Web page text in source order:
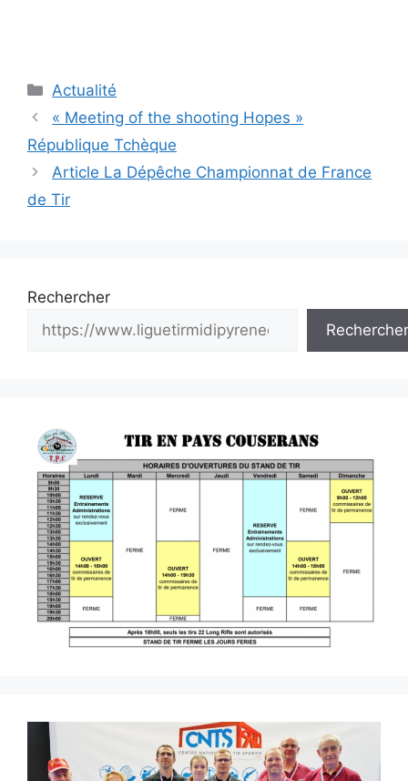
Catégories
Actualité
Navigation
des
articles
« Meeting of the shooting Hopes »
République Tchèque
Article La Dépêche Championnat de France
de Tir
Rechercher
Rechercher